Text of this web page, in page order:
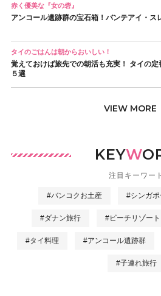
赤く優美な『女の砦』
アンコール遺跡群の宝石箱！バンテアイ・ス
タイのごはんは朝からおいしい！
覚えておけば旅先での朝活も充実！ タイの定
５選
VIEW MORE
KEYW
注目キーワー
#バンコクお土産 #シンガ
#ダナン旅行 #ビーチリゾート
#タイ料理 #アンコール遺跡群
#子連れ旅行